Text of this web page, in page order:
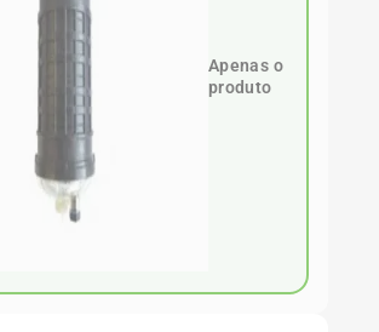
Apenas o
produto